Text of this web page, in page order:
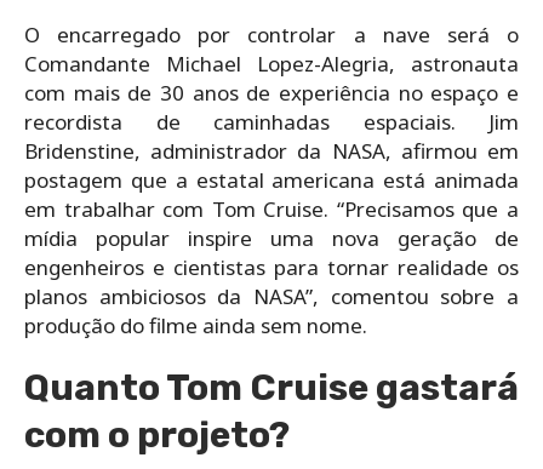
O encarregado por controlar a nave será o
Comandante Michael Lopez-Alegria, astronauta
com mais de 30 anos de experiência no espaço e
recordista de caminhadas espaciais. Jim
Bridenstine, administrador da NASA, afirmou em
postagem que a estatal americana está animada
em trabalhar com Tom Cruise. “Precisamos que a
mídia popular inspire uma nova geração de
engenheiros e cientistas para tornar realidade os
planos ambiciosos da NASA”, comentou sobre a
produção do filme ainda sem nome.
Quanto Tom Cruise gastará
com o projeto?